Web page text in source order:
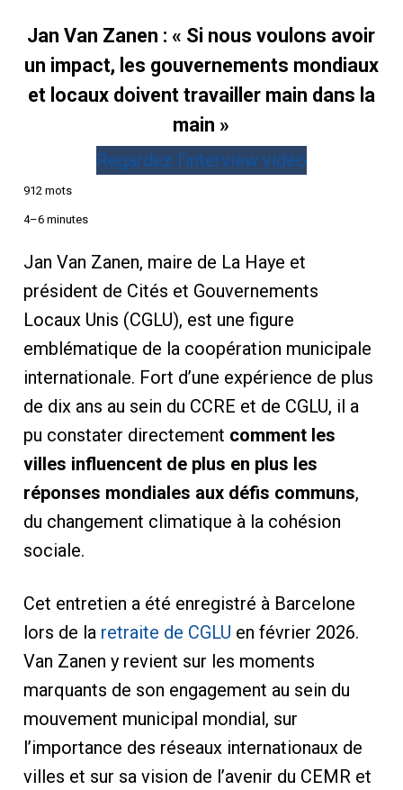
Jan Van Zanen : « Si nous voulons avoir
un impact, les gouvernements mondiaux
et locaux doivent travailler main dans la
main »
Regardez l’interview vidéo
912 mots
4–6 minutes
Jan Van Zanen, maire de La Haye et
président de Cités et Gouvernements
Locaux Unis (CGLU), est une figure
emblématique de la coopération municipale
internationale. Fort d’une expérience de plus
de dix ans au sein du CCRE et de CGLU, il a
pu constater directement comment les
villes influencent de plus en plus les
réponses mondiales aux défis communs,
du changement climatique à la cohésion
sociale.
Cet entretien a été enregistré à Barcelone
lors de la retraite de CGLU en février 2026.
Van Zanen y revient sur les moments
marquants de son engagement au sein du
mouvement municipal mondial, sur
l’importance des réseaux internationaux de
villes et sur sa vision de l’avenir du CEMR et